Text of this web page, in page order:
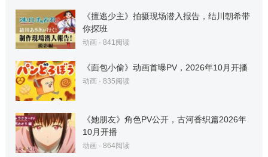
《擅逃少主》拍摄现场潜入报告，结川朝希带
你探班
动画· 841 阅读
《面包小偷》动画首曝PV，2026年10月开播
动画· 835阅读
《她朋友》角色PV公开，古河香织篇2026年
10月开播
动画· 864阅读